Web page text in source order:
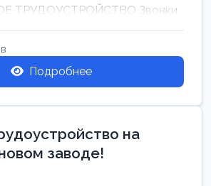
ТРУДОУСТРОЙСТВО Звонки
Подробнее
на
заводе!